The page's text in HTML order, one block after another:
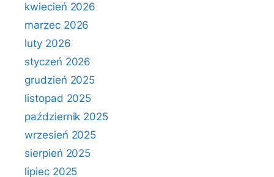
kwiecień 2026
marzec 2026
luty 2026
styczeń 2026
grudzień 2025
listopad 2025
październik 2025
wrzesień 2025
sierpień 2025
lipiec 2025